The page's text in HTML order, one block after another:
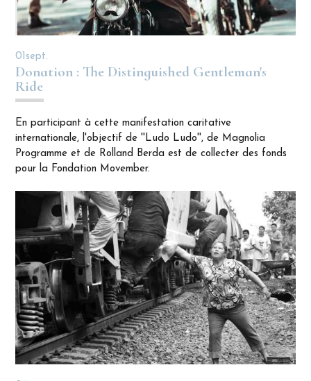
01sept.
Donation : The Distinguished Gentleman's
Ride
En participant à cette manifestation caritative
internationale, l'objectif de ''Ludo Ludo'', de Magnolia
Programme et de Rolland Berda est de collecter des fonds
pour la Fondation Movember.